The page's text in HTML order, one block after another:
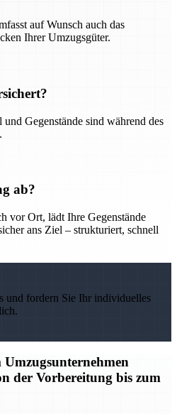
auf Wunsch auch das
Ihrer Umzugsgüter.
Gegenstände sind während des
ab?
vor Ort, lädt Ihre Gegenstände
ans Ziel – strukturiert, schnell
und fordern Sie Ihr individuelles
der Vorbereitung bis zum